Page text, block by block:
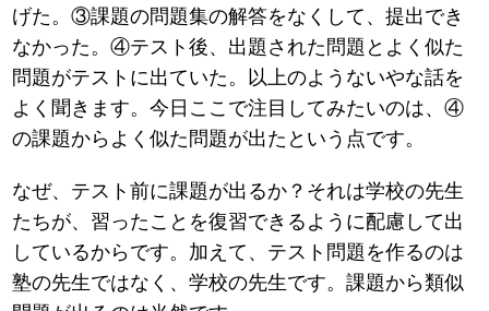
げた。③課題の問題集の解答をなくして、提出でき
なかった。④テスト後、出題された問題とよく似た
問題がテストに出ていた。以上のようないやな話を
よく聞きます。今日ここで注目してみたいのは、④
の課題からよく似た問題が出たという点です。
なぜ、テスト前に課題が出るか？それは学校の先生
たちが、習ったことを復習できるように配慮して出
しているからです。加えて、テスト問題を作るのは
塾の先生ではなく、学校の先生です。課題から類似